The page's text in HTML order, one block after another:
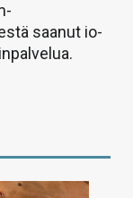
saanut io-